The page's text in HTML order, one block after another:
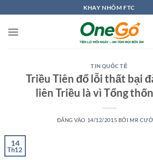
qua
nội
KHAY NHÔM FTC
TIN QUỐC TẾ
Triều Tiên đổ lỗi thất bại
liên Triều là vì Tổng
ĐĂNG VÀO 14/12/2015 BỞI MR
14
Th12